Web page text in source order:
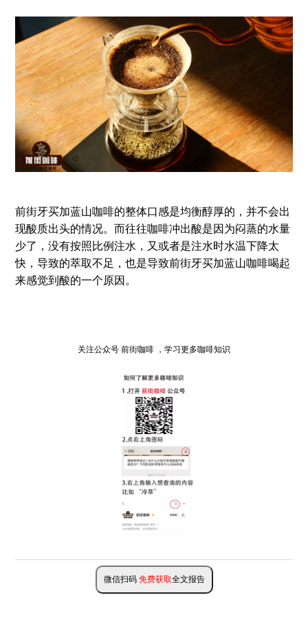
前街牙买加蓝山咖啡的整体口感是均衡醇厚的，并不会出
现酸质出头的情况。而往往咖啡冲出酸是因为闷蒸的水量
少了，没有按照比例注水，又或者是注水时水温下降太
快，导致的萃取不足，也是导致前街牙买加蓝山咖啡喝起
来感觉到酸的一个原因。
关注公众号 前街咖啡 ，学习更多咖啡知识
微信扫码 免费获取全文报告